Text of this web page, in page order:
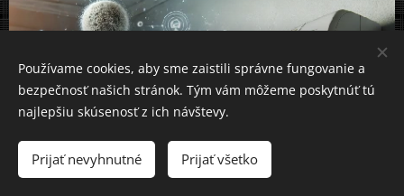
Používame cookies, aby sme zaistili správne fungovanie a
bezpečnosť našich stránok. Tým vám môžeme poskytnúť tú
najlepšiu skúsenosť z ich návštevy.
Prijať nevyhnutné Prijať všetko